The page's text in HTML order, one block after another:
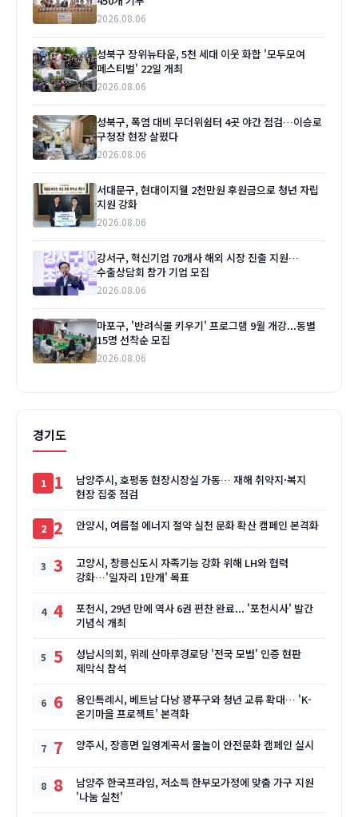
2026.08.06
성북구 장위뉴타운, 5천 세대 이웃 화합 '모두모여
페스티벌' 22일 개최
2026.08.06
성북구, 폭염 대비 무더위쉼터 4곳 야간 점검…이승로
구청장 현장 살폈다
2026.08.06
서대문구, 현대이지웰 2천만원 후원금으로 청년 자립
지원 강화
2026.08.06
강서구, 혁신기업 70개사 해외 시장 진출 지원…
수출상담회 참가 기업 모집
2026.08.06
마포구, '반려식물 키우기' 프로그램 9월 개강...동별
15명 선착순 모집
2026.08.06
경기도
1
남양주시, 호평동 현장시장실 가동… 재해 취약지·복지
현장 집중 점검
2 안양시, 여름철 에너지 절약 실천 문화 확산 캠페인 본격화
3
고양시, 창릉신도시 자족기능 강화 위해 LH와 협력
강화…'일자리 1만개' 목표
4
포천시, 29년 만에 역사 6권 편찬 완료... '포천시사' 발간
기념식 개최
5
성남시의회, 위례 산마루경로당 '전국 모범' 인증 현판
제막식 참석
6
용인특례시, 베트남 다낭 꽝푸구와 청년 교류 확대… 'K-
온기마을 프로젝트' 본격화
7 양주시, 장흥면 일영계곡서 물놀이 안전문화 캠페인 실시
8
남양주 한국프라임, 저소득 한부모가정에 맞춤 가구 지원
'나눔 실천'